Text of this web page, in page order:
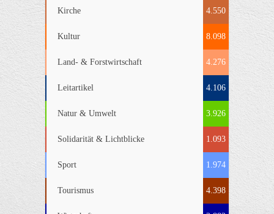
Kirche 4.550
Kultur 8.098
Land- & Forstwirtschaft 4.276
Leitartikel 4.106
Natur & Umwelt 3.926
Solidarität & Lichtblicke 1.093
Sport 1.974
Tourismus 4.398